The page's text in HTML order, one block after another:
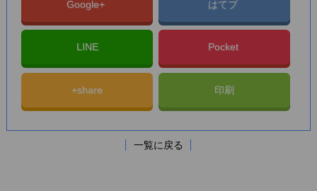
Google+ はてブ
LINE Pocket
+share 印刷
一覧に戻る